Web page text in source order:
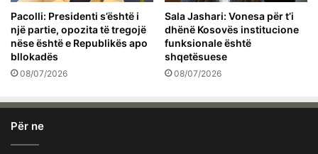
Pacolli: Presidenti s’është i
një partie, opozita të tregojë
nëse është e Republikës apo
bllokadës
08/07/2026
Sala Jashari: Vonesa për t’i
dhënë Kosovës institucione
funksionale është
shqetësuese
08/07/2026
Për ne